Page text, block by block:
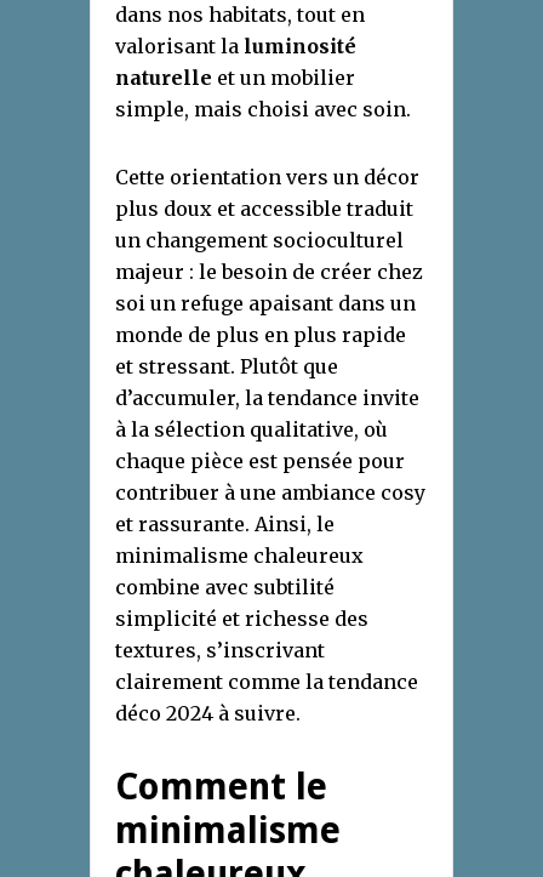
dans nos habitats, tout en
valorisant la luminosité
naturelle et un mobilier
simple, mais choisi avec soin.
Cette orientation vers un décor
plus doux et accessible traduit
un changement socioculturel
majeur : le besoin de créer chez
soi un refuge apaisant dans un
monde de plus en plus rapide
et stressant. Plutôt que
d’accumuler, la tendance invite
à la sélection qualitative, où
chaque pièce est pensée pour
contribuer à une ambiance cosy
et rassurante. Ainsi, le
minimalisme chaleureux
combine avec subtilité
simplicité et richesse des
textures, s’inscrivant
clairement comme la tendance
déco 2024 à suivre.
Comment le
minimalisme